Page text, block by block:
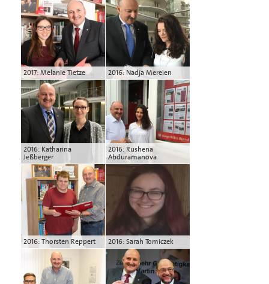
2017: Melanie Tietze 2016: Nadja Mereien
2016: Katharina
Jeßberger
2016: Rushena
Abduramanova
2016: Thorsten Reppert 2016: Sarah Tomiczek